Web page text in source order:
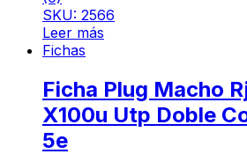
SKU: 2566
Leer más
Fichas
Ficha Plug Macho
X100u Utp Doble
5e